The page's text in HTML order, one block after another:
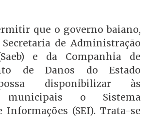
que o governo baiano,
de Administração
e da Companhia de
de Danos do Estado
disponibilizar às
municipais o Sistema
Informações (SEI). Trata-se